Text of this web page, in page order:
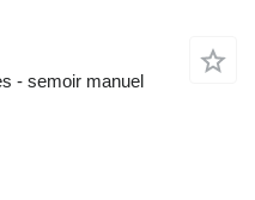
- semoir manuel